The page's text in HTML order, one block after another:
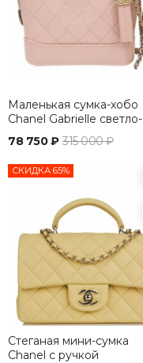
Маленькая сумка-хобо
Chanel Gabrielle светло-
78 750 ₽ 315 000 ₽
СКИДКА 65%
Стеганая мини-сумка
Chanel с ручкой